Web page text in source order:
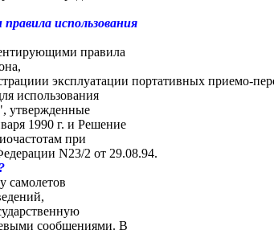
использования
правила
эксплуатации портативных приемо-
использования
утвержденные
1990 г. и Решение
при
N23/2 от 29.08.94.
самолетов
сообщениями. В